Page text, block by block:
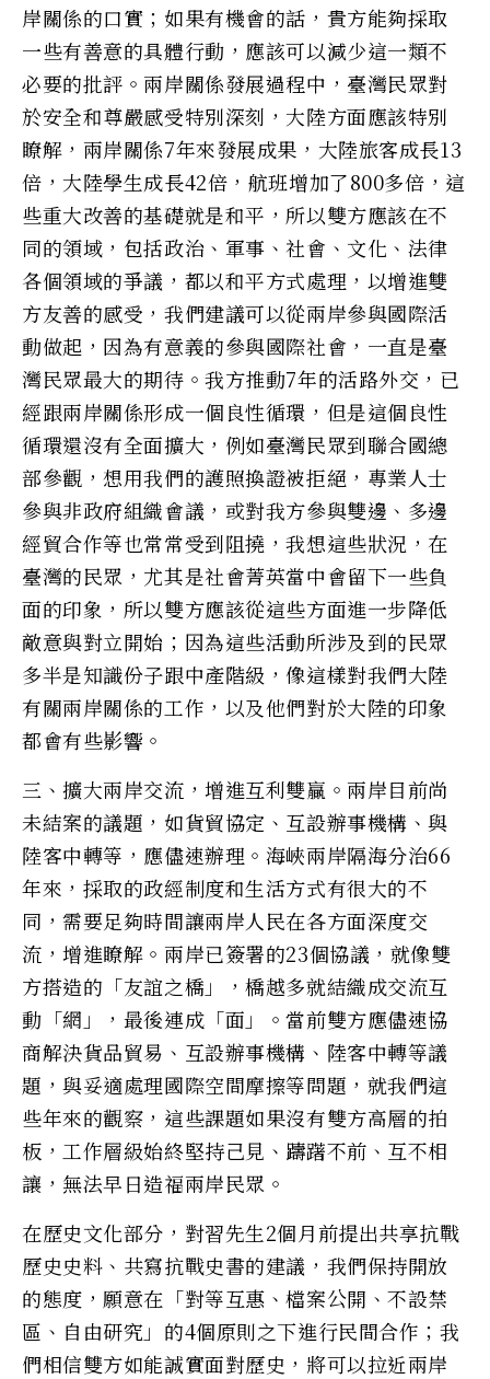
岸關係的口實；如果有機會的話，貴方能夠採取
一些有善意的具體行動，應該可以減少這一類不
必要的批評。兩岸關係發展過程中，臺灣民眾對
於安全和尊嚴感受特別深刻，大陸方面應該特別
瞭解，兩岸關係7年來發展成果，大陸旅客成長13
倍，大陸學生成長42倍，航班增加了800多倍，這
些重大改善的基礎就是和平，所以雙方應該在不
同的領域，包括政治、軍事、社會、文化、法律
各個領域的爭議，都以和平方式處理，以增進雙
方友善的感受，我們建議可以從兩岸參與國際活
動做起，因為有意義的參與國際社會，一直是臺
灣民眾最大的期待。我方推動7年的活路外交，已
經跟兩岸關係形成一個良性循環，但是這個良性
循環還沒有全面擴大，例如臺灣民眾到聯合國總
部參觀，想用我們的護照換證被拒絕，專業人士
參與非政府組織會議，或對我方參與雙邊、多邊
經貿合作等也常常受到阻撓，我想這些狀況，在
臺灣的民眾，尤其是社會菁英當中會留下一些負
面的印象，所以雙方應該從這些方面進一步降低
敵意與對立開始；因為這些活動所涉及到的民眾
多半是知識份子跟中產階級，像這樣對我們大陸
有關兩岸關係的工作，以及他們對於大陸的印象
都會有些影響。
三、擴大兩岸交流，增進互利雙贏。兩岸目前尚
未結案的議題，如貨貿協定、互設辦事機構、與
陸客中轉等，應儘速辦理。海峽兩岸隔海分治66
年來，採取的政經制度和生活方式有很大的不
同，需要足夠時間讓兩岸人民在各方面深度交
流，增進瞭解。兩岸已簽署的23個協議，就像雙
方搭造的「友誼之橋」，橋越多就結織成交流互
動「網」，最後連成「面」。當前雙方應儘速協
商解決貨品貿易、互設辦事機構、陸客中轉等議
題，與妥適處理國際空間摩擦等問題，就我們這
些年來的觀察，這些課題如果沒有雙方高層的拍
板，工作層級始終堅持己見、躊躇不前、互不相
讓，無法早日造福兩岸民眾。
在歷史文化部分，對習先生2個月前提出共享抗戰
歷史史料、共寫抗戰史書的建議，我們保持開放
的態度，願意在「對等互惠、檔案公開、不設禁
區、自由研究」的4個原則之下進行民間合作；我
們相信雙方如能誠實面對歷史，將可以拉近兩岸